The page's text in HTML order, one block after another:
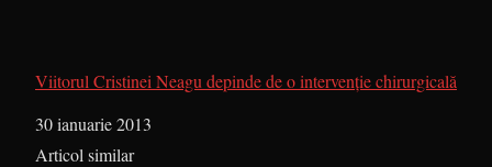
Viitorul Cristinei Neagu depinde de o intervenţie chirurgicală
Dată
30 ianuarie 2013
În legătură cu
Articol similar